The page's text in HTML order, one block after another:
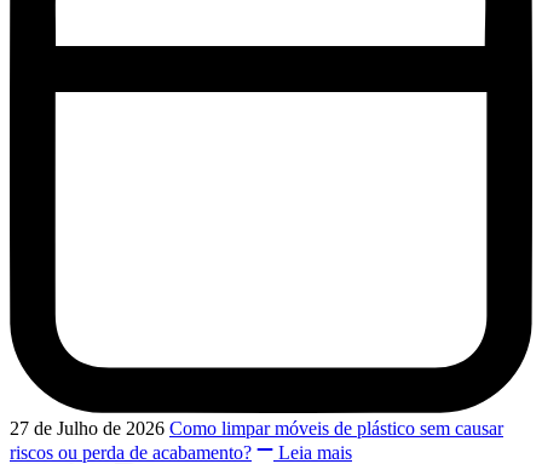
27 de Julho de 2026 Como limpar móveis de plástico sem causar
riscos ou perda de acabamento?
Leia mais